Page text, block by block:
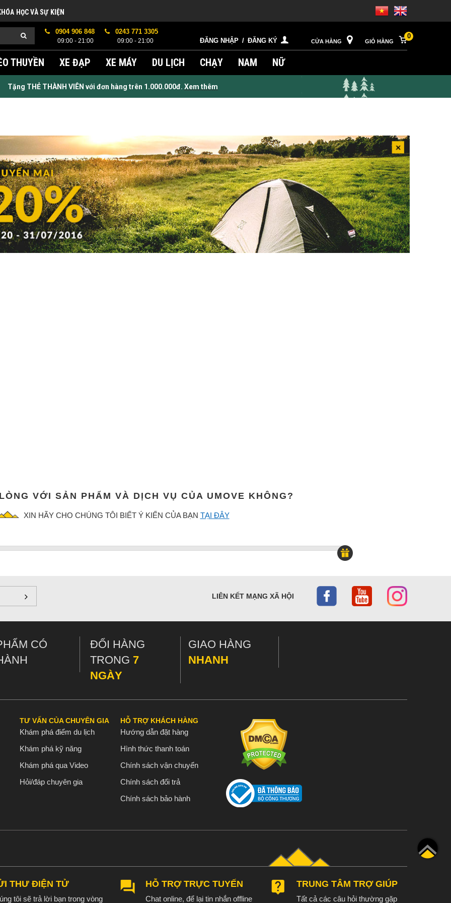
HỌC VÀ SỰ KIỆN
0904 906 848
09:00 - 21:00
0243 771 3305
09:00 - 21:00 ĐĂNG NHẬP / ĐĂNG KÝ CỬA HÀNG GIỎ HÀNG
0
THUYỀN XE ĐẠP XE MÁY DU LỊCH CHẠY NAM NỮ
Tặng THẺ THÀNH VIÊN với đơn hàng trên 1.000.000đ. Xem thêm
VỚI SẢN PHẨM VÀ DỊCH VỤ CỦA UMOVE KHÔNG?
XIN HÃY CHO CHÚNG TÔI BIẾT Ý KIẾN CỦA BẠN TẠI ĐÂY
LIÊN KẾT MẠNG XÃ HỘI
CÓ
ĐỔI HÀNG
TRONG 7
NGÀY
GIAO HÀNG
NHANH
TƯ VẤN CỦA CHUYÊN GIA
Khám phá điểm du lịch
Khám phá kỹ năng
Khám phá qua Video
Hỏi/đáp chuyên gia
HỖ TRỢ KHÁCH HÀNG
Hướng dẫn đặt hàng
Hình thức thanh toán
Chính sách vận chuyển
Chính sách đổi trả
Chính sách bảo hành
THƯ ĐIỆN TỬ
tôi sẽ trả lời bạn trong vòng
HỖ TRỢ TRỰC TUYẾN
Chat online, để lại tin nhắn offline
TRUNG TÂM TRỢ GIÚP
Tất cả các câu hỏi thường gặp